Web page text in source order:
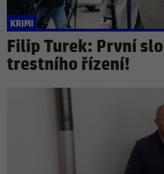
KRIMI
Filip Turek: První
trestního řízení!